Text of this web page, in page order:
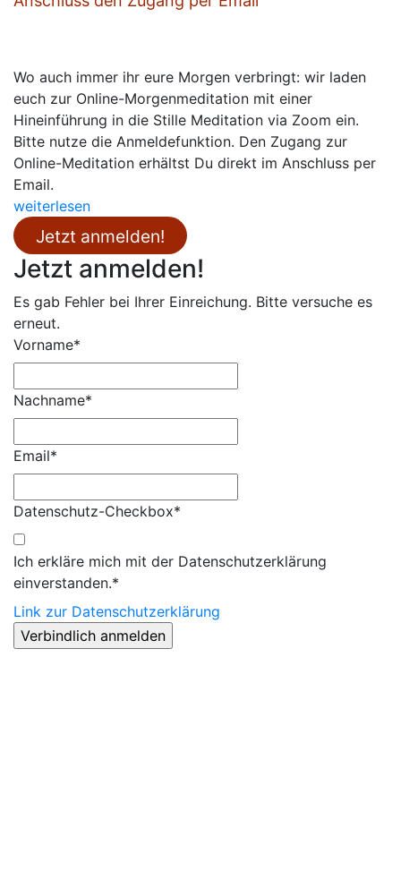
Wo auch immer ihr eure Morgen verbringt: wir laden
euch zur Online-Morgenmeditation mit einer
Hineinführung in die Stille Meditation via Zoom ein.
Bitte nutze die Anmeldefunktion. Den Zugang zur
Online-Meditation erhältst Du direkt im Anschluss per
Email.
weiterlesen
Jetzt anmelden!
Jetzt anmelden!
Es gab Fehler bei Ihrer Einreichung. Bitte versuche es
erneut.
Vorname*
Nachname*
Email*
Datenschutz-Checkbox*
Ich erkläre mich mit der Datenschutzerklärung
einverstanden.*
Link zur Datenschutzerklärung